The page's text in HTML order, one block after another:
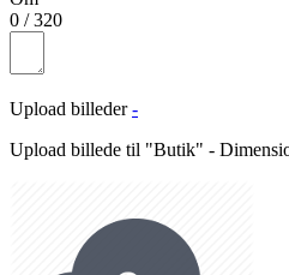
0 /320
Upload billeder -
Upload billede til "Butik" -